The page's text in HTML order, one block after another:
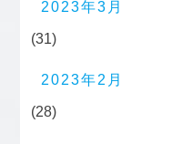
2023年3月
(31)
2023年2月
(28)